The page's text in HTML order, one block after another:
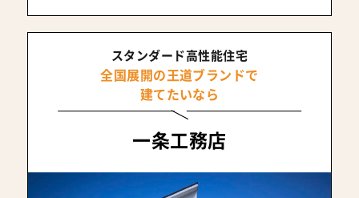
スタンダード高性能住宅
全国展開の王道ブランドで
建てたいなら
一条工務店